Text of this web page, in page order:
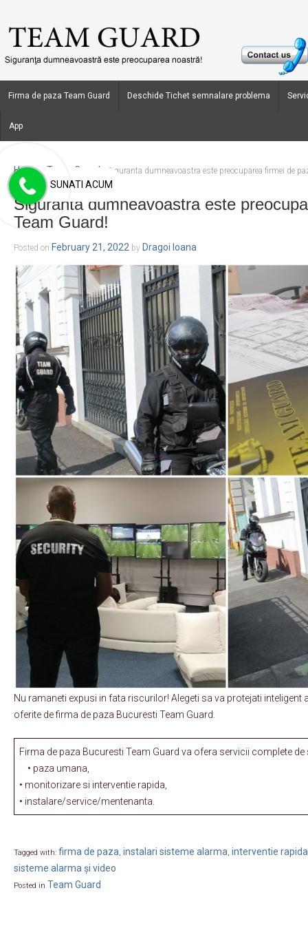
Firma de paza Team Guard Deschide Tichet semnalare problema
App
Home › Team Guard Siguranta dumneavoastra este preocuparea firmei de
Siguranta dumneavoastra este
Team Guard!
Posted on February 21, 2022 by Dragoi Ioana
Nu ramaneti expusi in fata riscurilor! Alegeti sa va protejati inteligent
oferite de firma de paza Bucuresti Team Guard.
Firma de paza Bucuresti Team Guard va ofera servicii complete
• paza umana,
• monitorizare si interventie rapida,
• instalare/service/mentenanta.
Tagged with: firma de paza, instalari sisteme alarma, interventie rapida
sisteme alarma și video
Posted in Team Guard
SUNATI ACUM